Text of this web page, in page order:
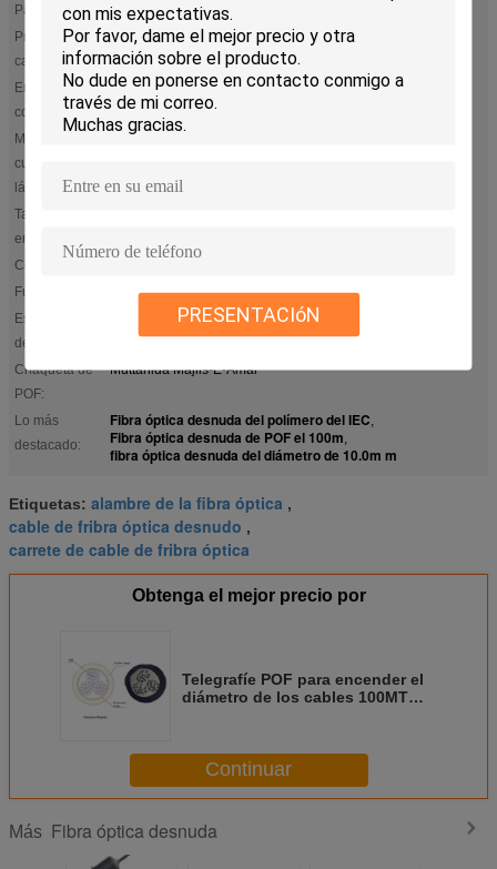
PRESENTACIóN
Paintcoat:
Propósito del
cable:
Luces de la fibra óptica
Emisión de
color:
RGB
Material del
cuerpo de la
lámpara:
cristal
Tamaño del
embalaje:
Certificado:
Fuentes de luz:
Especificación
del diámetro:
1.0m m--20.00m m
Chaqueta de
POF:
Muttahida Majlis-E-Amal
Lo más
destacado:
Fibra óptica desnuda del polímero del IEC,
Fibra óptica desnuda de POF el 100m,
fibra óptica desnuda del diámetro de 10.0m m
Etiquetas: alambre de la fibra óptica ,
cable de fribra óptica desnudo ,
carrete de cable de fribra óptica
Obtenga el mejor precio por
Telegrafíe POF para encender el
diámetro de los cables 100MT
instalaciones subacuáticas
Continuar
Más Fibra óptica desnuda